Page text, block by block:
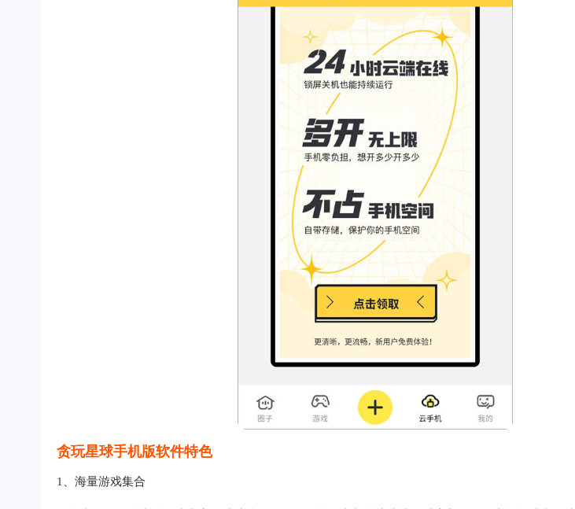
贪玩星球手机版软件特色
1、海量游戏集合